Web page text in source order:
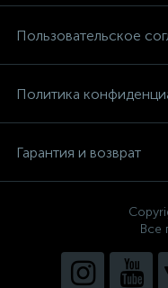
Пользовательское
Политика
Гарантия и возврат
Все